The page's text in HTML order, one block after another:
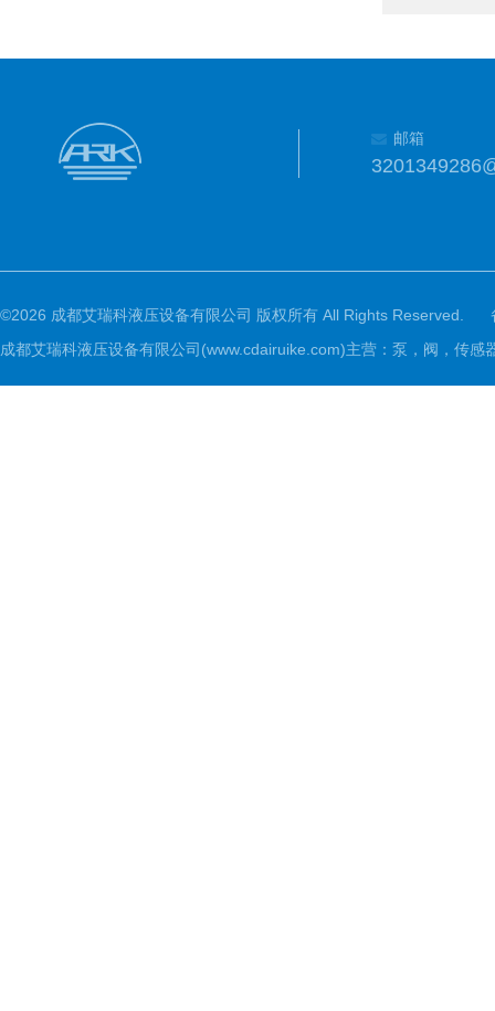
邮箱
©2026 成都艾瑞科液压设备有限公司 版权所有 All Rights Reserved.
成都艾瑞科液压设备有限公司(www.cdairuike.com)主营：泵，阀，传